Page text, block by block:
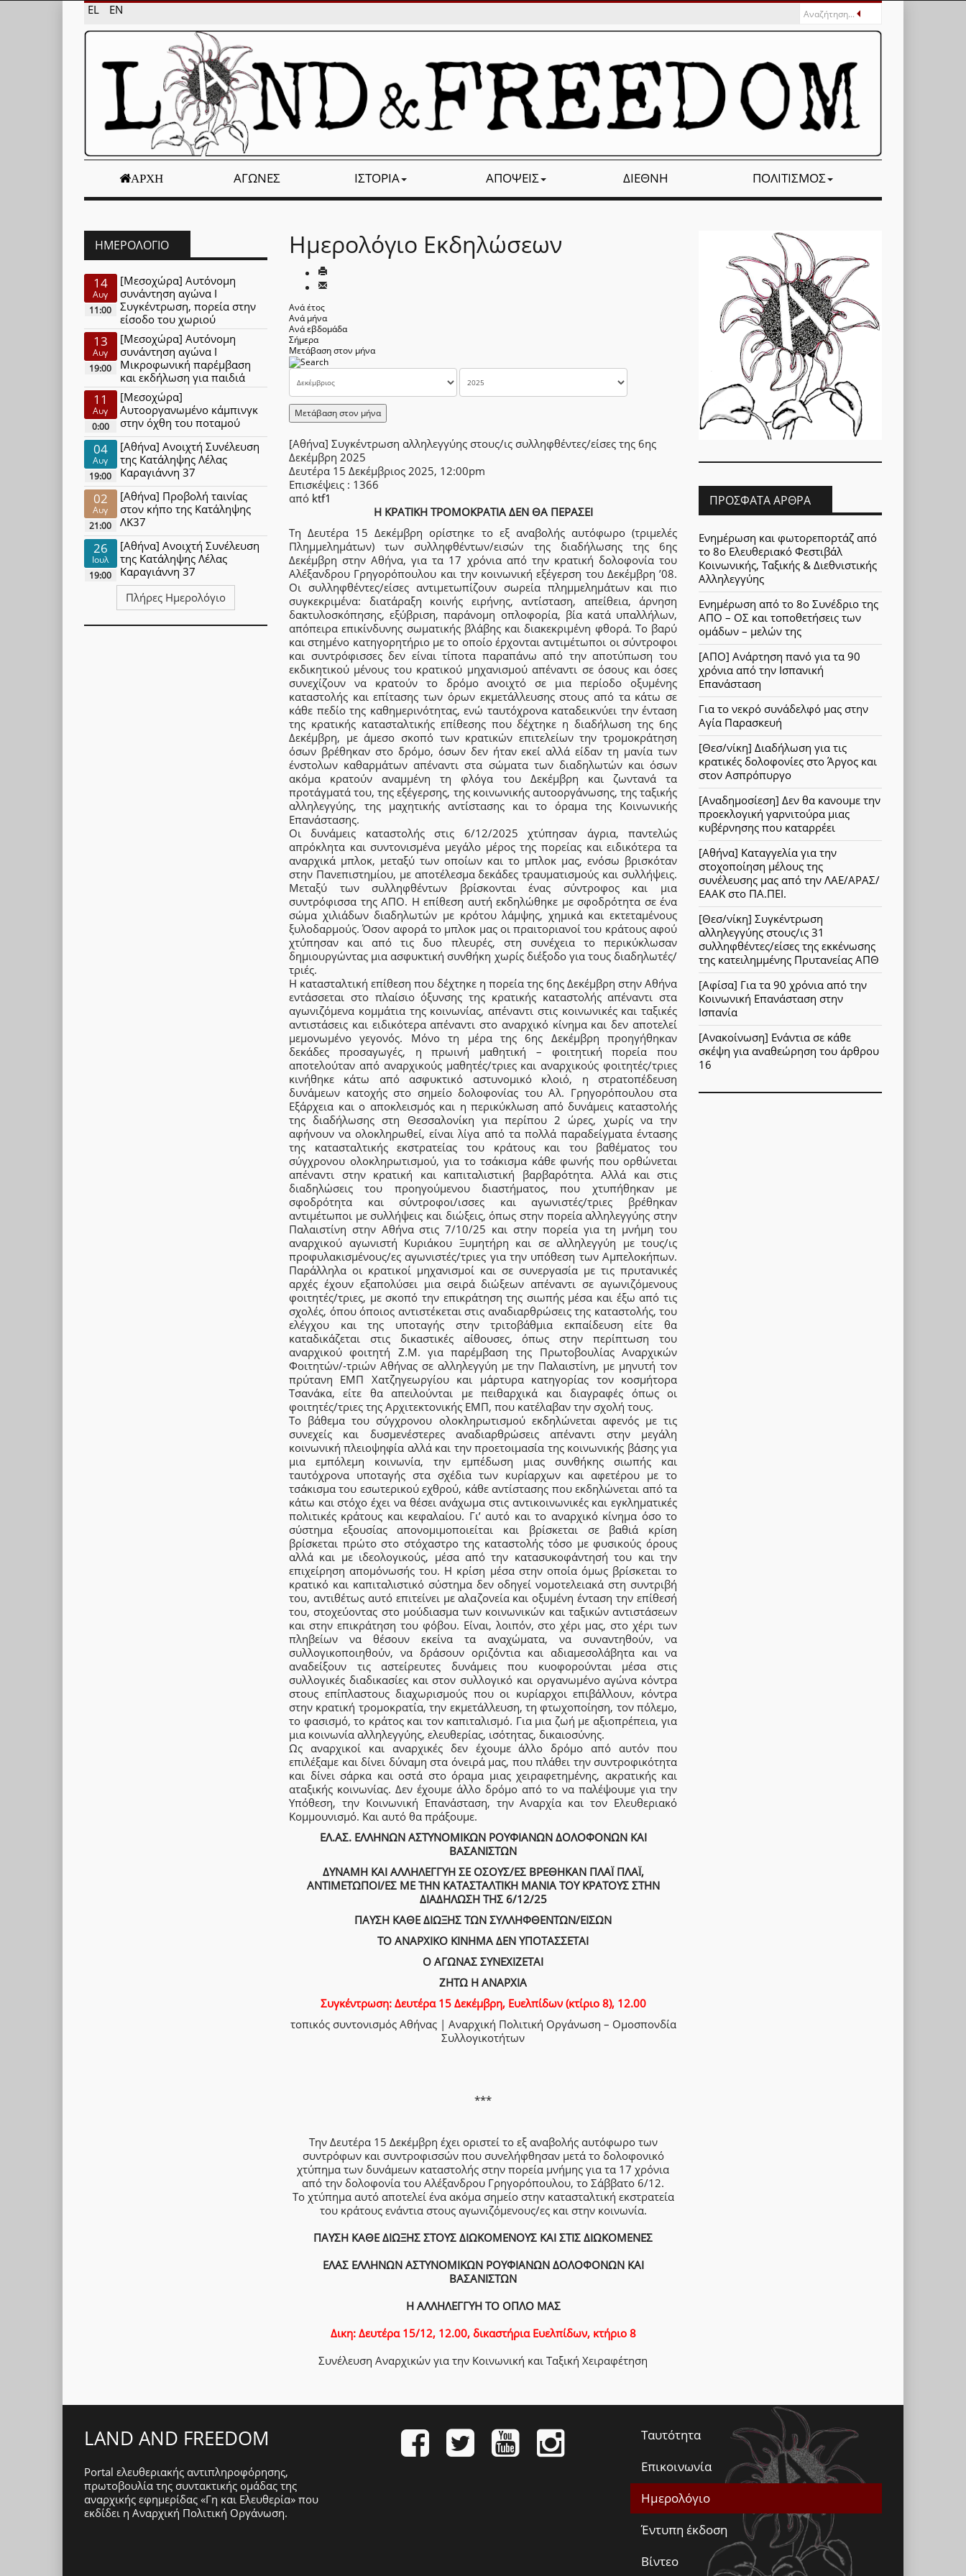
EL EN
ΑΡΧΉ ΑΓΏΝΕΣ ΙΣΤΟΡΊΑ ΑΠΌΨΕΙΣ ΔΙΕΘΝΉ ΠΟΛΙΤΙΣΜΌΣ
Ημερολόγιο Εκδηλώσεων
Ανά έτος
Ανά μήνα
Ανά εβδομάδα
Σήμερα
Μετάβαση στον μήνα
Μετάβαση στον μήνα
[Αθήνα] Συγκέντρωση αλληλεγγύης στους/ις συλληφθέντες/είσες της 6ης
Δεκέμβρη 2025
Δευτέρα 15 Δεκέμβριος 2025, 12:00pm
Επισκέψεις : 1366
από ktf1
Η ΚΡΑΤΙΚΗ ΤΡΟΜΟΚΡΑΤΙΑ ΔΕΝ ΘΑ ΠΕΡΑΣΕΙ
Τη Δευτέρα 15 Δεκέμβρη ορίστηκε το εξ αναβολής αυτόφωρο (τριμελές
Πλημμελημάτων) των συλληφθέντων/εισών της διαδήλωσης της 6ης
Δεκέμβρη στην Αθήνα, για τα 17 χρόνια από την κρατική δολοφονία του
Αλέξανδρου Γρηγορόπουλου και την κοινωνική εξέγερση του Δεκέμβρη ’08.
Οι συλληφθέντες/είσες αντιμετωπίζουν σωρεία πλημμελημάτων και πιο
συγκεκριμένα: διατάραξη κοινής ειρήνης, αντίσταση, απείθεια, άρνηση
δακτυλοσκόπησης, εξύβριση, παράνομη οπλοφορία, βία κατά υπαλλήλων,
απόπειρα επικίνδυνης σωματικής βλάβης και διακεκριμένη φθορά. Το βαρύ
και στημένο κατηγορητήριο με το οποίο έρχονται αντιμέτωποι οι σύντροφοι
και συντρόφισσες δεν είναι τίποτα παραπάνω από την αποτύπωση του
εκδικητικού μένους του κρατικού μηχανισμού απέναντι σε όσους και όσες
συνεχίζουν να κρατούν το δρόμο ανοιχτό σε μια περίοδο οξυμένης
καταστολής και επίτασης των όρων εκμετάλλευσης στους από τα κάτω σε
κάθε πεδίο της καθημερινότητας, ενώ ταυτόχρονα καταδεικνύει την ένταση
της κρατικής κατασταλτικής επίθεσης που δέχτηκε η διαδήλωση της 6ης
Δεκέμβρη, με άμεσο σκοπό των κρατικών επιτελείων την τρομοκράτηση
όσων βρέθηκαν στο δρόμο, όσων δεν ήταν εκεί αλλά είδαν τη μανία των
ένστολων καθαρμάτων απέναντι στα σώματα των διαδηλωτών και όσων
ακόμα κρατούν αναμμένη τη φλόγα του Δεκέμβρη και ζωντανά τα
προτάγματά του, της εξέγερσης, της κοινωνικής αυτοοργάνωσης, της ταξικής
αλληλεγγύης, της μαχητικής αντίστασης και το όραμα της Κοινωνικής
Επανάστασης.
Οι δυνάμεις καταστολής στις 6/12/2025 χτύπησαν άγρια, παντελώς
απρόκλητα και συντονισμένα μεγάλο μέρος της πορείας και ειδικότερα τα
αναρχικά μπλοκ, μεταξύ των οποίων και το μπλοκ μας, ενόσω βρισκόταν
στην Πανεπιστημίου, με αποτέλεσμα δεκάδες τραυματισμούς και συλλήψεις.
Μεταξύ των συλληφθέντων βρίσκονται ένας σύντροφος και μια
συντρόφισσα της ΑΠΟ. Η επίθεση αυτή εκδηλώθηκε με σφοδρότητα σε ένα
σώμα χιλιάδων διαδηλωτών με κρότου λάμψης, χημικά και εκτεταμένους
ξυλοδαρμούς. Όσον αφορά το μπλοκ μας οι πραιτοριανοί του κράτους αφού
χτύπησαν και από τις δυο πλευρές, στη συνέχεια το περικύκλωσαν
δημιουργώντας μια ασφυκτική συνθήκη χωρίς διέξοδο για τους διαδηλωτές/
τριές.
Η κατασταλτική επίθεση που δέχτηκε η πορεία της 6ης Δεκέμβρη στην Αθήνα
εντάσσεται στο πλαίσιο όξυνσης της κρατικής καταστολής απέναντι στα
αγωνιζόμενα κομμάτια της κοινωνίας, απέναντι στις κοινωνικές και ταξικές
αντιστάσεις και ειδικότερα απέναντι στο αναρχικό κίνημα και δεν αποτελεί
μεμονωμένο γεγονός. Μόνο τη μέρα της 6ης Δεκέμβρη προηγήθηκαν
δεκάδες προσαγωγές, η πρωινή μαθητική – φοιτητική πορεία που
αποτελούταν από αναρχικούς μαθητές/τριες και αναρχικούς φοιτητές/τριες
κινήθηκε κάτω από ασφυκτικό αστυνομικό κλοιό, η στρατοπέδευση
δυνάμεων κατοχής στο σημείο δολοφονίας του Αλ. Γρηγορόπουλου στα
Εξάρχεια και ο αποκλεισμός και η περικύκλωση από δυνάμεις καταστολής
της διαδήλωσης στη Θεσσαλονίκη για περίπου 2 ώρες, χωρίς να την
αφήνουν να ολοκληρωθεί, είναι λίγα από τα πολλά παραδείγματα έντασης
της κατασταλτικής εκστρατείας του κράτους και του βαθέματος του
σύγχρονου ολοκληρωτισμού, για το τσάκισμα κάθε φωνής που ορθώνεται
απέναντι στην κρατική και καπιταλιστική βαρβαρότητα. Αλλά και στις
διαδηλώσεις του προηγούμενου διαστήματος, που χτυπήθηκαν με
σφοδρότητα και σύντροφοι/ισσες και αγωνιστές/τριες βρέθηκαν
αντιμέτωποι με συλλήψεις και διώξεις, όπως στην πορεία αλληλεγγύης στην
Παλαιστίνη στην Αθήνα στις 7/10/25 και στην πορεία για τη μνήμη του
αναρχικού αγωνιστή Κυριάκου Ξυμητήρη και σε αλληλεγγύη με τους/ις
προφυλακισμένους/ες αγωνιστές/τριες για την υπόθεση των Αμπελοκήπων.
Παράλληλα οι κρατικοί μηχανισμοί και σε συνεργασία με τις πρυτανικές
αρχές έχουν εξαπολύσει μια σειρά διώξεων απέναντι σε αγωνιζόμενους
φοιτητές/τριες, με σκοπό την επικράτηση της σιωπής μέσα και έξω από τις
σχολές, όπου όποιος αντιστέκεται στις αναδιαρθρώσεις της καταστολής, του
ελέγχου και της υποταγής στην τριτοβάθμια εκπαίδευση είτε θα
καταδικάζεται στις δικαστικές αίθουσες, όπως στην περίπτωση του
αναρχικού φοιτητή Ζ.Μ. για παρέμβαση της Πρωτοβουλίας Αναρχικών
Φοιτητών/-τριών Αθήνας σε αλληλεγγύη με την Παλαιστίνη, με μηνυτή τον
πρύτανη ΕΜΠ Χατζηγεωργίου και μάρτυρα κατηγορίας τον κοσμήτορα
Τσανάκα, είτε θα απειλούνται με πειθαρχικά και διαγραφές όπως οι
φοιτητές/τριες της Αρχιτεκτονικής ΕΜΠ, που κατέλαβαν την σχολή τους.
Το βάθεμα του σύγχρονου ολοκληρωτισμού εκδηλώνεται αφενός με τις
συνεχείς και δυσμενέστερες αναδιαρθρώσεις απέναντι στην μεγάλη
κοινωνική πλειοψηφία αλλά και την προετοιμασία της κοινωνικής βάσης για
μια εμπόλεμη κοινωνία, την εμπέδωση μιας συνθήκης σιωπής και
ταυτόχρονα υποταγής στα σχέδια των κυρίαρχων και αφετέρου με το
τσάκισμα του εσωτερικού εχθρού, κάθε αντίστασης που εκδηλώνεται από τα
κάτω και στόχο έχει να θέσει ανάχωμα στις αντικοινωνικές και εγκληματικές
πολιτικές κράτους και κεφαλαίου. Γι’ αυτό και το αναρχικό κίνημα όσο το
σύστημα εξουσίας απονομιμοποιείται και βρίσκεται σε βαθιά κρίση
βρίσκεται πρώτο στο στόχαστρο της καταστολής τόσο με φυσικούς όρους
αλλά και με ιδεολογικούς, μέσα από την κατασυκοφάντησή του και την
επιχείρηση απομόνωσής του. Η κρίση μέσα στην οποία όμως βρίσκεται το
κρατικό και καπιταλιστικό σύστημα δεν οδηγεί νομοτελειακά στη συντριβή
του, αντιθέτως αυτό επιτείνει με αλαζονεία και οξυμένη ένταση την επίθεσή
του, στοχεύοντας στο μούδιασμα των κοινωνικών και ταξικών αντιστάσεων
και στην επικράτηση του φόβου. Είναι, λοιπόν, στο χέρι μας, στο χέρι των
πληβείων να θέσουν εκείνα τα αναχώματα, να συναντηθούν, να
συλλογικοποιηθούν, να δράσουν οριζόντια και αδιαμεσολάβητα και να
αναδείξουν τις αστείρευτες δυνάμεις που κυοφορούνται μέσα στις
συλλογικές διαδικασίες και στον συλλογικό και οργανωμένο αγώνα κόντρα
στους επίπλαστους διαχωρισμούς που οι κυρίαρχοι επιβάλλουν, κόντρα
στην κρατική τρομοκρατία, την εκμετάλλευση, τη φτωχοποίηση, τον πόλεμο,
το φασισμό, το κράτος και τον καπιταλισμό. Για μια ζωή με αξιοπρέπεια, για
μια κοινωνία αλληλεγγύης, ελευθερίας, ισότητας, δικαιοσύνης.
Ως αναρχικοί και αναρχικές δεν έχουμε άλλο δρόμο από αυτόν που
επιλέξαμε και δίνει δύναμη στα όνειρά μας, που πλάθει την συντροφικότητα
και δίνει σάρκα και οστά στο όραμα μιας χειραφετημένης, ακρατικής και
αταξικής κοινωνίας. Δεν έχουμε άλλο δρόμο από το να παλέψουμε για την
Υπόθεση, την Κοινωνική Επανάσταση, την Αναρχία και τον Ελευθεριακό
Κομμουνισμό. Και αυτό θα πράξουμε.
ΕΛ.ΑΣ. ΕΛΛΗΝΩΝ ΑΣΤΥΝΟΜΙΚΩΝ ΡΟΥΦΙΑΝΩΝ ΔΟΛΟΦΟΝΩΝ ΚΑΙ
ΒΑΣΑΝΙΣΤΩΝ
ΔΥΝΑΜΗ ΚΑΙ ΑΛΛΗΛΕΓΓΥΗ ΣΕ ΟΣΟΥΣ/ΕΣ ΒΡΕΘΗΚΑΝ ΠΛΑΪ ΠΛΑΪ,
ΑΝΤΙΜΕΤΩΠΟΙ/ΕΣ ΜΕ ΤΗΝ ΚΑΤΑΣΤΑΛΤΙΚΗ ΜΑΝΙΑ ΤΟΥ ΚΡΑΤΟΥΣ ΣΤΗΝ
ΔΙΑΔΗΛΩΣΗ ΤΗΣ 6/12/25
ΠΑΥΣΗ ΚΑΘΕ ΔΙΩΞΗΣ ΤΩΝ ΣΥΛΛΗΦΘΕΝΤΩΝ/ΕΙΣΩΝ
ΤΟ ΑΝΑΡΧΙΚΟ ΚΙΝΗΜΑ ΔΕΝ ΥΠΟΤΑΣΣΕΤΑΙ
Ο ΑΓΩΝΑΣ ΣΥΝΕΧΙΖΕΤΑΙ
ΖΗΤΩ Η ΑΝΑΡΧΙΑ
Συγκέντρωση: Δευτέρα 15 Δεκέμβρη, Ευελπίδων (κτίριο 8), 12.00
τοπικός συντονισμός Αθήνας | Αναρχική Πολιτική Οργάνωση – Ομοσπονδία
Συλλογικοτήτων
***
Την Δευτέρα 15 Δεκέμβρη έχει οριστεί το εξ αναβολής αυτόφωρο των
συντρόφων και συντροφισσών που συνελήφθησαν μετά το δολοφονικό
χτύπημα των δυνάμεων καταστολής στην πορεία μνήμης για τα 17 χρόνια
από την δολοφονία του Αλέξανδρου Γρηγορόπουλου, το Σάββατο 6/12.
Το χτύπημα αυτό αποτελεί ένα ακόμα σημείο στην κατασταλτική εκστρατεία
του κράτους ενάντια στους αγωνιζόμενους/ες και στην κοινωνία.
ΠΑΥΣΗ ΚΑΘΕ ΔΙΩΞΗΣ ΣΤΟΥΣ ΔΙΩΚΟΜΕΝΟΥΣ ΚΑΙ ΣΤΙΣ ΔΙΩΚΟΜΕΝΕΣ
ΕΛΑΣ ΕΛΛΗΝΩΝ ΑΣΤΥΝΟΜΙΚΩΝ ΡΟΥΦΙΑΝΩΝ ΔΟΛΟΦΟΝΩΝ ΚΑΙ
ΒΑΣΑΝΙΣΤΩΝ
Η ΑΛΛΗΛΕΓΓΥΗ ΤΟ ΟΠΛΟ ΜΑΣ
Δικη: Δευτέρα 15/12, 12.00, δικαστήρια Ευελπίδων, κτήριο 8
Συνέλευση Αναρχικών για την Κοινωνική και Ταξική Χειραφέτηση
ΗΜΕΡΟΛΌΓΙΟ
14
Αυγ
11:00
[Μεσοχώρα] Αυτόνομη
συνάντηση αγώνα Ι
Συγκέντρωση, πορεία στην
είσοδο του χωριού
13
Αυγ
19:00
[Μεσοχώρα] Αυτόνομη
συνάντηση αγώνα Ι
Μικροφωνική παρέμβαση
και εκδήλωση για παιδιά
11
Αυγ
0:00
[Μεσοχώρα]
Αυτοοργανωμένο κάμπινγκ
στην όχθη του ποταμού
04
Αυγ
19:00
[Αθήνα] Ανοιχτή Συνέλευση
της Κατάληψης Λέλας
Καραγιάννη 37
02
Αυγ
21:00
[Αθήνα] Προβολή ταινίας
στον κήπο της Κατάληψης
ΛΚ37
26
Ιουλ
19:00
[Αθήνα] Ανοιχτή Συνέλευση
της Κατάληψης Λέλας
Καραγιάννη 37
Πλήρες Ημερολόγιο
ΠΡΌΣΦΑΤΑ ΆΡΘΡΑ
Ενημέρωση και φωτορεπορτάζ από
το 8ο Ελευθεριακό Φεστιβάλ
Κοινωνικής, Ταξικής & Διεθνιστικής
Αλληλεγγύης
Ενημέρωση από το 8ο Συνέδριο της
ΑΠΟ – ΟΣ και τοποθετήσεις των
ομάδων – μελών της
[ΑΠΟ] Ανάρτηση πανό για τα 90
χρόνια από την Ισπανική
Επανάσταση
Για το νεκρό συνάδελφό μας στην
Αγία Παρασκευή
[Θεσ/νίκη] Διαδήλωση για τις
κρατικές δολοφονίες στο Άργος και
στον Ασπρόπυργο
[Αναδημοσίεση] Δεν θα κανουμε την
προεκλογική γαρνιτούρα μιας
κυβέρνησης που καταρρέει
[Αθήνα] Καταγγελία για την
στοχοποίηση μέλους της
συνέλευσης μας από την ΛΑΕ/ΑΡΑΣ/
ΕΑΑΚ στο ΠΑ.ΠΕΙ.
[Θεσ/νίκη] Συγκέντρωση
αλληλεγγύης στους/ις 31
συλληφθέντες/είσες της εκκένωσης
της κατειλημμένης Πρυτανείας ΑΠΘ
[Αφίσα] Για τα 90 χρόνια από την
Κοινωνική Επανάσταση στην
Ισπανία
[Ανακοίνωση] Ενάντια σε κάθε
σκέψη για αναθεώρηση του άρθρου
16
LAND AND FREEDOM
Portal ελευθεριακής αντιπληροφόρησης,
πρωτοβουλία της συντακτικής ομάδας της
αναρχικής εφημερίδας «Γη και Ελευθερία» που
εκδίδει η Αναρχική Πολιτική Οργάνωση.
Ταυτότητα
Επικοινωνία
Ημερολόγιο
Έντυπη έκδοση
Βίντεο